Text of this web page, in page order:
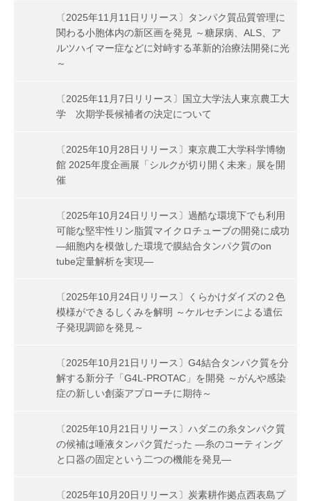
〔2025年11月11日リリース〕タンパク質品質管理に
関わる小胞体内の新区画を発見 ～糖尿病、ALS、ア
ルツハイマー症などに対峙する革新的治療法開発に光
～
〔2025年11月7日リリース〕国立大学法人東京農工大
学 次期学長候補者の決定について
〔2025年10月28日リリース〕東京農工大学科学博物
館 2025年度企画展「シルクが切り開く未来」展を開
催
〔2025年10月24日リリース〕過酷な環境下でも利用
可能な堅牢性リン脂質マイクロチューブの開発に成功
―細胞内を模倣した環境で膜結合タンパク質のon
tube定量解析を実現―
〔2025年10月24日リリース〕くらかけダイズの２色
模様ができるしくみを解明 ～ケルセチンによる遺伝
子発現調節を発見～
〔2025年10月21日リリース〕G4結合タンパク質を分
解する新分子「G4L-PROTAC」を開発 ～がんや感染
症の新しい創薬アプローチに期待～
〔2025年10月21日リリース〕ハダニの糸タンパク質
の候補は唾液タンパク質だった ―糸のコーティング
と口器の固定という二つの機能を発見―
〔2025年10月20日リリース〕炭素耕作拠点西表島プ